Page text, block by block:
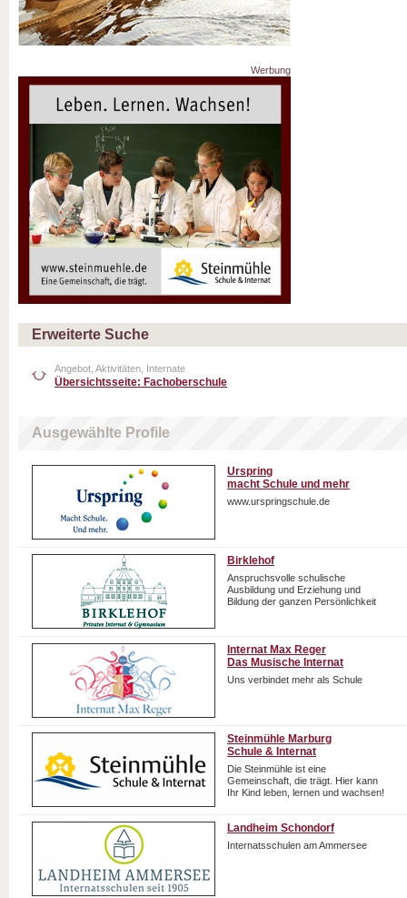
Werbung
Erweiterte Suche
Angebot, Aktivitäten, Internate
Übersichtsseite: Fachoberschule
Ausgewählte Profile
Urspring
macht Schule und mehr
www.urspringschule.de
Birklehof
Anspruchsvolle schulische
Ausbildung und Erziehung und
Bildung der ganzen Persönlichkeit
Internat Max Reger
Das Musische Internat
Uns verbindet mehr als Schule
Steinmühle Marburg
Schule & Internat
Die Steinmühle ist eine
Gemeinschaft, die trägt. Hier kann
Ihr Kind leben, lernen und wachsen!
Landheim Schondorf
Internatsschulen am Ammersee